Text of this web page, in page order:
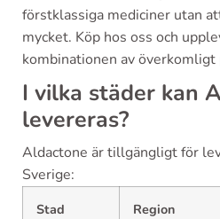
förstklassiga mediciner utan
mycket. Köp hos oss och
kombinationen av
I vilka städer kan
levereras?
Aldactone är tillgängligt för
Sverige:
Stad Region